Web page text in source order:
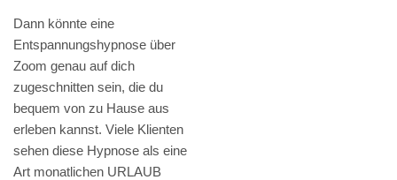
Dann könnte eine
Entspannungshypnose über
Zoom genau auf dich
zugeschnitten sein, die du
bequem von zu Hause aus
erleben kannst. Viele Klienten
sehen diese Hypnose als eine
Art monatlichen URLAUB